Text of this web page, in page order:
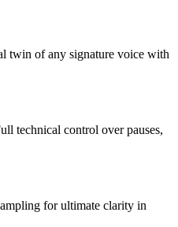
twin of any signature voice with
technical control over pauses,
for ultimate clarity in